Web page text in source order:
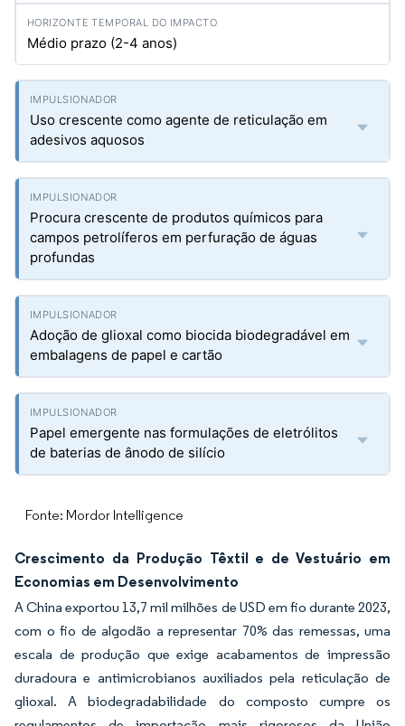
Médio prazo (2-4 anos)
Uso crescente como agente de reticulação em
adesivos aquosos
Procura crescente de produtos químicos para
campos petrolíferos em perfuração de águas
profundas
Adoção de glioxal como biocida biodegradável em
embalagens de papel e cartão
Papel emergente nas formulações de eletrólitos
de baterias de ânodo de silício
Fonte: Mordor Intelligence
Crescimento da Produção Têxtil e de Vestuário em
Economias em Desenvolvimento
A China exportou 13,7 mil milhões de USD em fio durante 2023,
com o fio de algodão a representar 70% das remessas, uma
escala de produção que exige acabamentos de impressão
duradoura e antimicrobianos auxiliados pela reticulação de
glioxal. A biodegradabilidade do composto cumpre os